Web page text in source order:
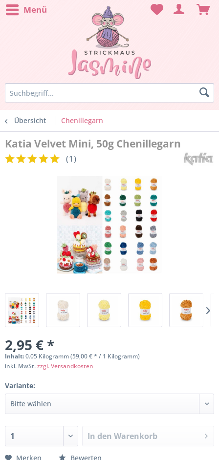
Menü
Übersicht Chenillegarn
Katia Velvet Mini, 50g Chenillegarn
(1)
2,95 € *
Inhalt:0.05 Kilogramm (59,00 € * / 1 Kilogramm)
inkl. MwSt.zzgl. Versandkosten
Variante:
In den Warenkorb
Merken Bewerten